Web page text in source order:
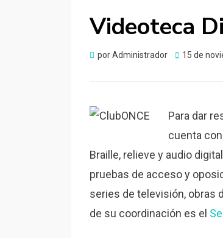
Videoteca
porAdministrador
Publicado
15 de
Para dar
cuenta
Braille, relieve y audio
pruebas de acceso y
series de televisión, obras
de su coordinación es el